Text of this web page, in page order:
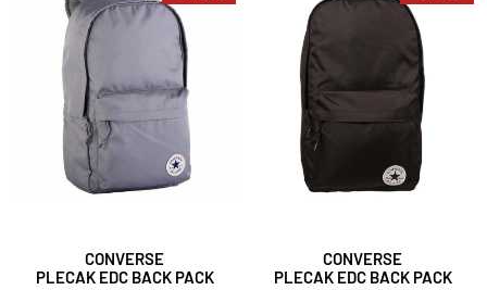
CONVERSE
PLECAK EDC BACK PACK
CONVERSE
PLECAK EDC BACK PACK